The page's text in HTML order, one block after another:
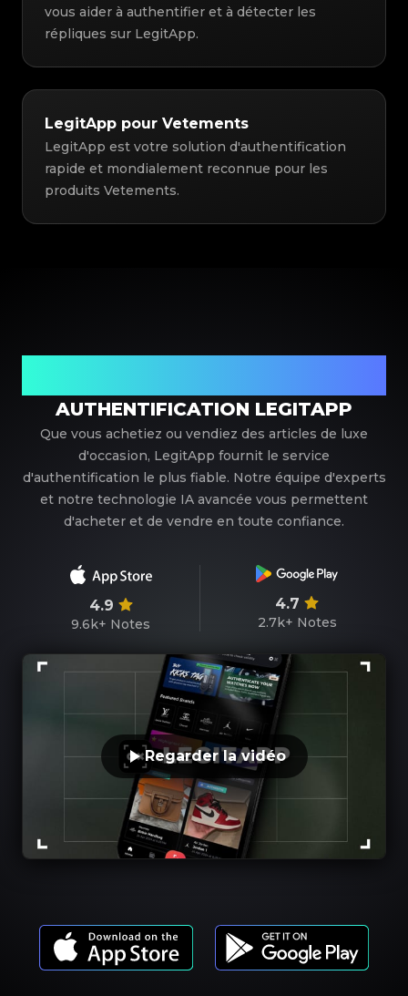
vous aider à authentifier et à détecter les
répliques sur LegitApp.
LegitApp pour Vetements
LegitApp est votre solution d'authentification
rapide et mondialement reconnue pour les
produits Vetements.
AUTHENTIFICATION LEGITAPP
Que vous achetiez ou vendiez des articles de luxe
d'occasion, LegitApp fournit le service
d'authentification le plus fiable. Notre équipe d'experts
et notre technologie IA avancée vous permettent
d'acheter et de vendre en toute confiance.
4.9
9.6k+ Notes
4.7
2.7k+ Notes
Regarder la vidéo